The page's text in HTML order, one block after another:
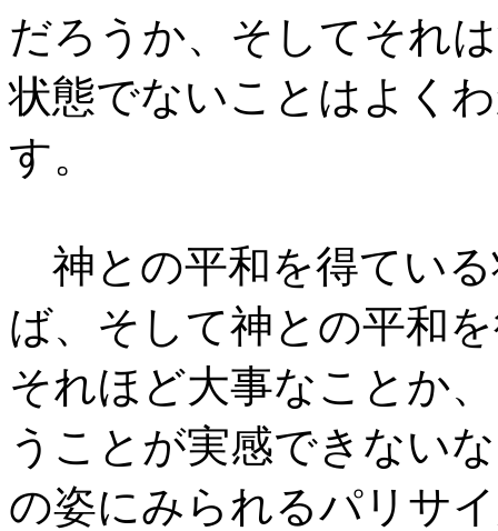
だろうか、そしてそれ
状態でないことはよく
す。
神との平和を得てい
ば、そして神との平和
それほど大事なことか
うことが実感できない
の姿にみられるパリサ